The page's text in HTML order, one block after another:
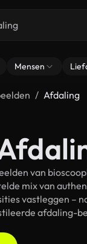
Mensen
Afdaling
van
mix van
vastleggen –
afdaling-